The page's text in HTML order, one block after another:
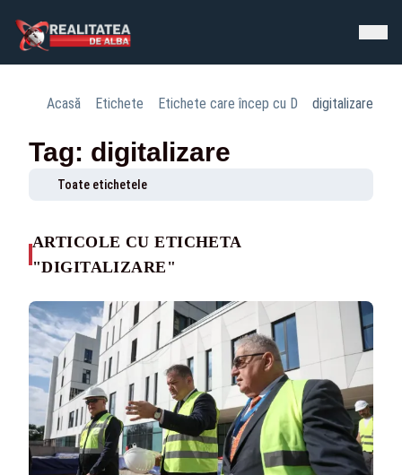
Acasă Etichete Etichete care încep cu D digitalizare
Tag: digitalizare
Toate etichetele
ARTICOLE CU ETICHETA
"DIGITALIZARE"